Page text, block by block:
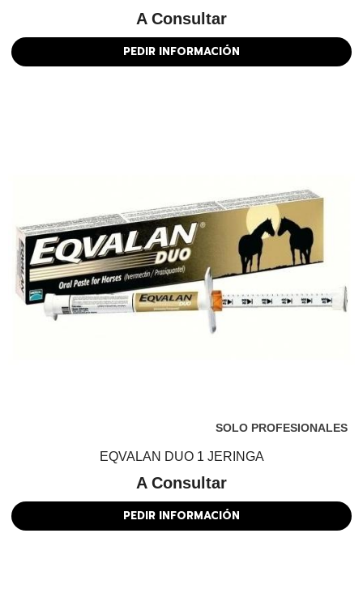
A Consultar
PEDIR INFORMACIÓN
SOLO PROFESIONALES
EQVALAN DUO 1 JERINGA
A Consultar
PEDIR INFORMACIÓN